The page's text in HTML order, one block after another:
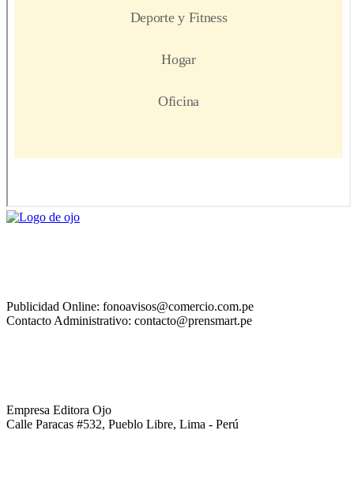
Publicidad Online: fonoavisos@comercio.com.pe
Contacto Administrativo: contacto@prensmart.pe
Empresa Editora Ojo
Calle Paracas #532, Pueblo Libre, Lima - Perú